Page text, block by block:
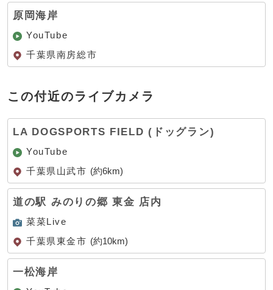
原岡海岸
YouTube
千葉県南房総市
この付近のライブカメラ
LA DOGSPORTS FIELD (ドッグラン)
YouTube
千葉県山武市 (約6km)
道の駅 みのりの郷 東金 店内
菜菜Live
千葉県東金市 (約10km)
一松海岸